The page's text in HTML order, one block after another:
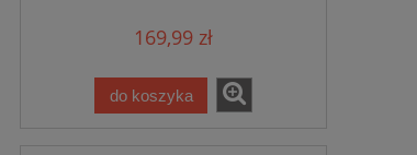
169,99 zł
do koszyka